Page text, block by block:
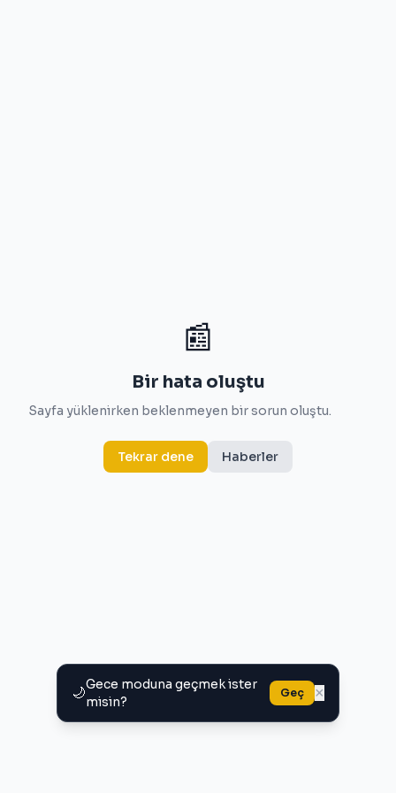
🌙Gece moduna geçmek ister
misin?
Geç ×
📰
Bir hata oluştu
Sayfa yüklenirken beklenmeyen bir sorun oluştu.
Tekrar dene Haberler